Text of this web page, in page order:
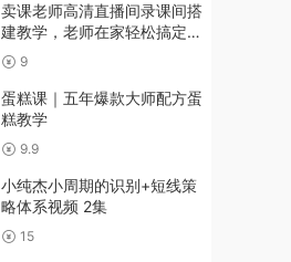
卖课老师高清直播间录课间搭
建教学，老师在家轻松搞定录
课直播
9
蛋糕课｜五年爆款大师配方蛋
糕教学
9.9
小纯杰小周期的识别+短线策
略体系视频 2集
15